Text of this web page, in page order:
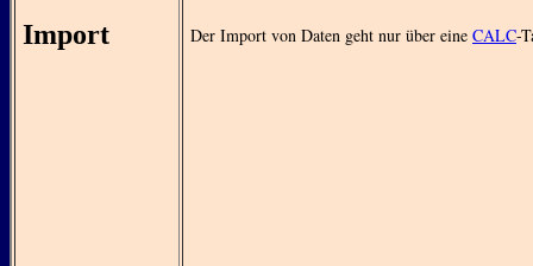
Import Der Import von Daten geht nur über eine CALC-